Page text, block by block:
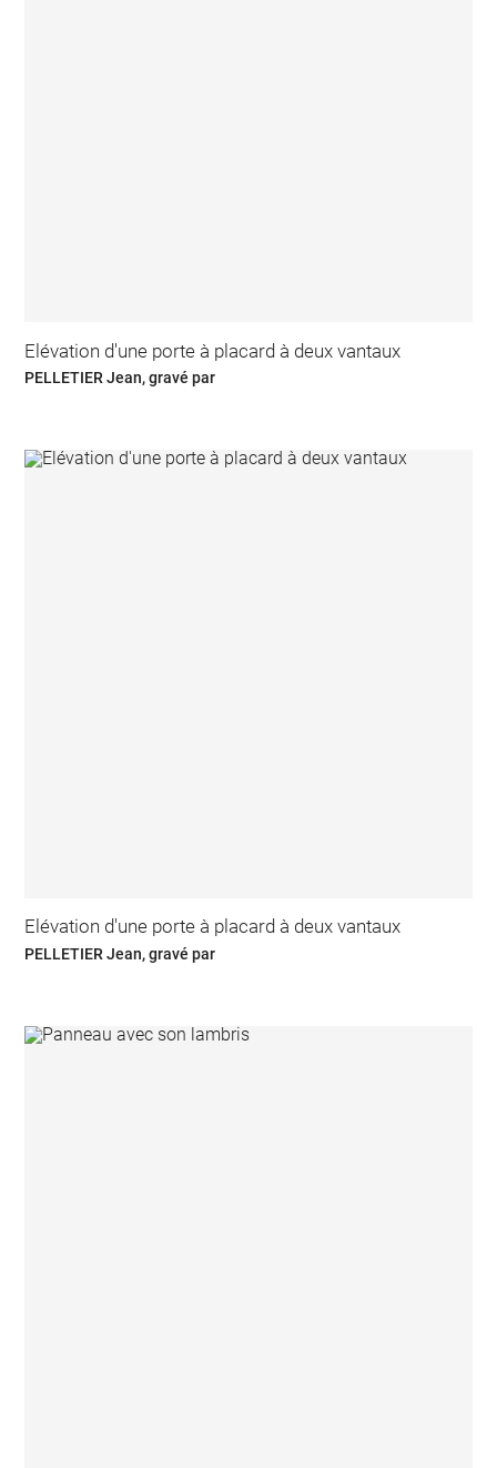
Elévation d'une porte à placard à deux vantaux
PELLETIER Jean, gravé par
Elévation d'une porte à placard à deux vantaux
PELLETIER Jean, gravé par